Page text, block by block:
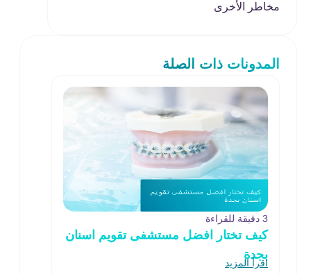
مخاطر الأخرى
المدونات ذات الصلة
3 دقيقة للقراءة
كيف تختار افضل مستشفى تقويم اسنان
بجدة
اقرأ المزيد